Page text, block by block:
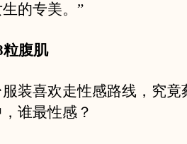
的专美。”
腹肌
喜欢走性感路线，究竟
谁最性感？